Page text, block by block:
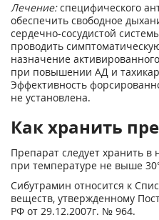
Лечение:специфического
обеспечить свободное
сердечно-сосудистой
проводить
назначение
при повышении АД и
Эффективность
не установлена.
Как хранить
Препарат следует хранить в
при температуре не выше
Сибутрамин относится к
веществ, утвержденному
РФ от 29.12.2007г. № 964.